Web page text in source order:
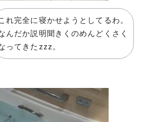
れ完全に寝かせようとしてるわ。
んだか説明聞きくのめんどくさく
ってきたzzz。